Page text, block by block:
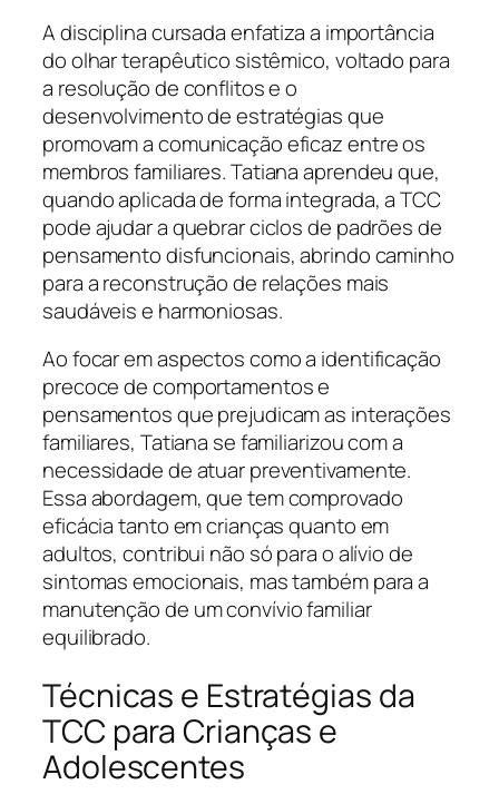
A disciplina cursada enfatiza a importância
do olhar terapêutico sistêmico, voltado para
a resolução de conflitos e o
desenvolvimento de estratégias que
promovam a comunicação eficaz entre os
membros familiares. Tatiana aprendeu que,
quando aplicada de forma integrada, a TCC
pode ajudar a quebrar ciclos de padrões de
pensamento disfuncionais, abrindo caminho
para a reconstrução de relações mais
saudáveis e harmoniosas.
Ao focar em aspectos como a identificação
precoce de comportamentos e
pensamentos que prejudicam as interações
familiares, Tatiana se familiarizou com a
necessidade de atuar preventivamente.
Essa abordagem, que tem comprovado
eficácia tanto em crianças quanto em
adultos, contribui não só para o alívio de
sintomas emocionais, mas também para a
manutenção de um convívio familiar
equilibrado.
Técnicas e Estratégias da
TCC para Crianças e
Adolescentes